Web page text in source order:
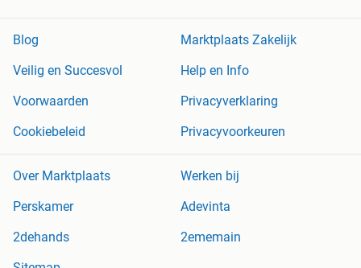
Blog
Marktplaats Zakelijk
Veilig en Succesvol
Help en Info
Voorwaarden
Privacyverklaring
Cookiebeleid
Privacyvoorkeuren
Over Marktplaats
Werken bij
Perskamer
Adevinta
2dehands
2ememain